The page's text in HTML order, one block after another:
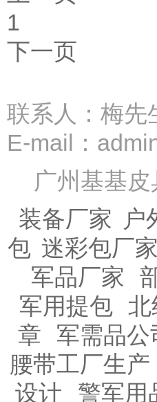
1
下一页
联系人：梅先
E-mail：
广州基基
装备厂家
户
包 迷彩包厂家
军品厂家
军用提包 北
章
军需品公
腰带工厂生产
设计
警军用